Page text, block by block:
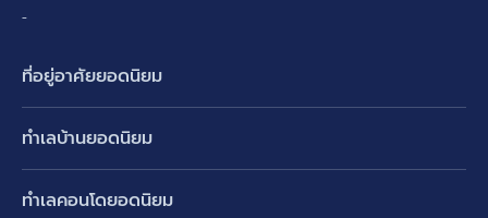
-
ที่อยู่อาศัยยอดนิยม
ทาวน์เฮ้าส์ ทาวน์โฮม
ทำเลบ้านยอดนิยม
ทำเลคอนโดยอดนิยม